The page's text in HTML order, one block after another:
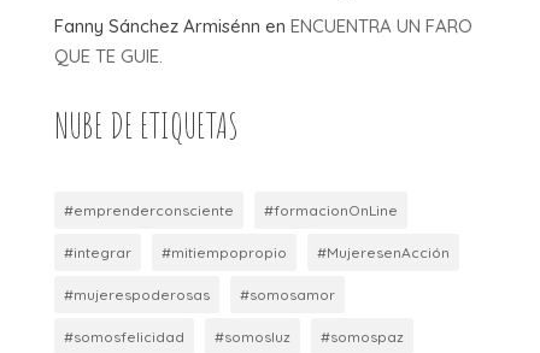
Fanny Sánchez Armisénn en ENCUENTRA UN FARO
QUE TE GUIE.
NUBE DE ETIQUETAS
#emprenderconsciente #formacionOnLine
#integrar #mitiempopropio #MujeresenAcción
#mujerespoderosas #somosamor
#somosfelicidad #somosluz #somospaz